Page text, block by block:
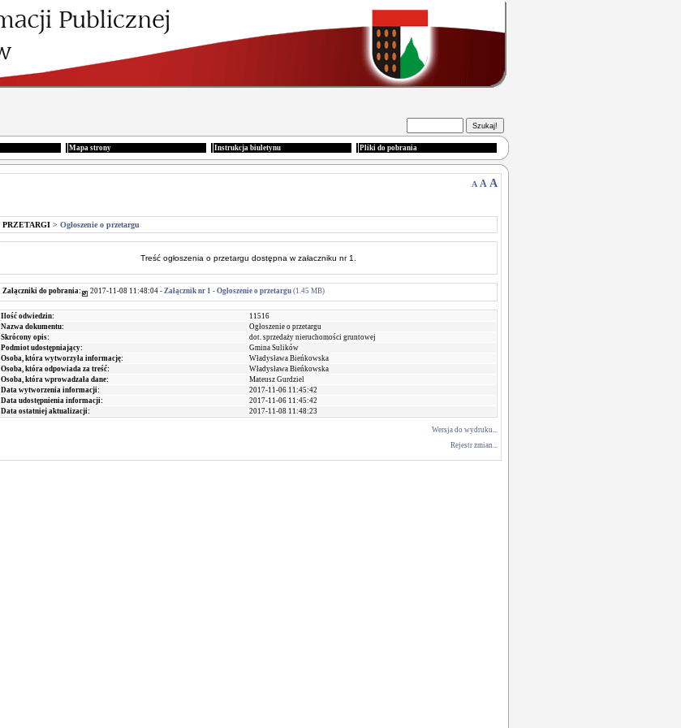
Mapa strony Instrukcja biuletynu Pliki do pobrania
A A A
PRZETARGI > Ogłoszenie o przetargu
Treść ogłoszenia o przetargu dostępna w załaczniku nr 1.
Załączniki do pobrania: 2017-11-08 11:48:04 - Załącznik nr 1 - Ogłoszenie o przetargu (1.45 MB)
Ilość odwiedzin:
11516
Nazwa dokumentu:
Ogłoszenie o przetargu
Skrócony opis:
dot. sprzedaży nieruchomości gruntowej
Podmiot udostępniający:
Gmina Sulików
Osoba, która wytworzyła informację:
Władysława Bieńkowska
Osoba, która odpowiada za treść:
Władysława Bieńkowska
Osoba, która wprowadzała dane:
Mateusz Gurdziel
Data wytworzenia informacji:
2017-11-06 11:45:42
Data udostępnienia informacji:
2017-11-06 11:45:42
Data ostatniej aktualizacji:
2017-11-08 11:48:23
Wersja do wydruku...
Rejestr zmian...